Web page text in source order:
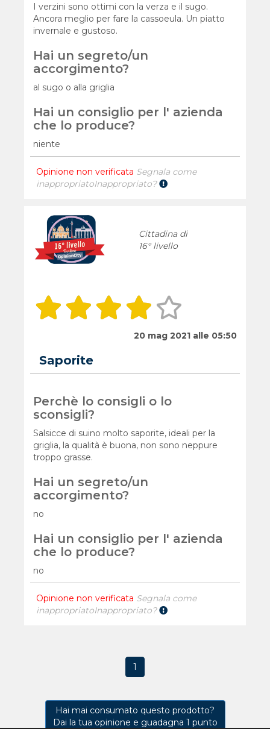
I verzini sono ottimi con la verza e il sugo.
Ancora meglio per fare la cassoeula. Un piatto
invernale e gustoso.
Hai un segreto/un
accorgimento?
al sugo o alla griglia
Hai un consiglio per l' azienda
che lo produce?
niente
Opinione non verificata Segnala come
inappropriatoInappropriato?
Cittadina di
16° livello
20 mag 2021 alle 05:50
Saporite
Perchè lo consigli o lo
sconsigli?
Salsicce di suino molto saporite, ideali per la
griglia, la qualità è buona, non sono neppure
troppo grasse.
Hai un segreto/un
accorgimento?
no
Hai un consiglio per l' azienda
che lo produce?
no
Opinione non verificata Segnala come
inappropriatoInappropriato?
1
Hai mai consumato questo prodotto?
Dai la tua opinione e guadagna 1 punto